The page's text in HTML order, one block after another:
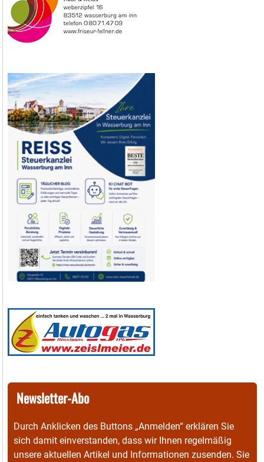
Newsletter-Abo
Durch Anklicken des Buttons „Anmelden“ erklären Sie
sich damit einverstanden, dass wir Ihnen regelmäßig
unsere aktuellen Artikel und Informationen zusenden. Sie